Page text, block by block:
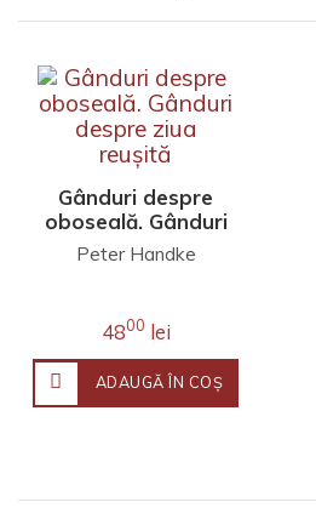
Gânduri despre
oboseală. Gânduri
despre ziua
reușită
Peter Handke
4800 lei
ADAUGĂ ÎN COŞ